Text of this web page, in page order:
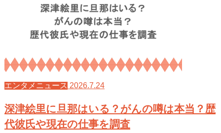
エンタメニュース 2026.7.24
深津絵里に旦那はいる？がんの噂は本当？歴
代彼氏や現在の仕事を調査